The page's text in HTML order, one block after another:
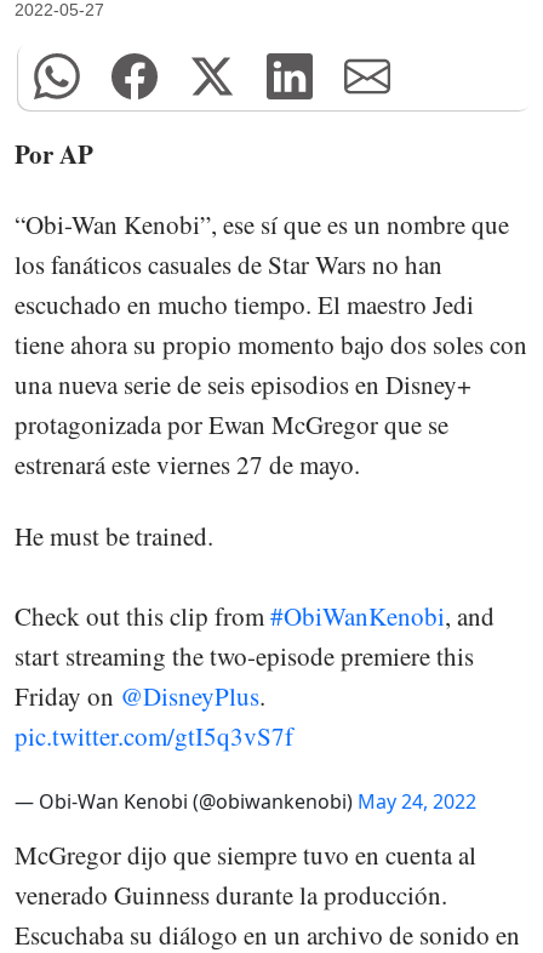
2022-05-27
Por AP
“Obi-Wan Kenobi”, ese sí que es un nombre que
los fanáticos casuales de Star Wars no han
escuchado en mucho tiempo. El maestro Jedi
tiene ahora su propio momento bajo dos soles con
una nueva serie de seis episodios en Disney+
protagonizada por Ewan McGregor que se
estrenará este viernes 27 de mayo.
He must be trained.
Check out this clip from #ObiWanKenobi, and
start streaming the two-episode premiere this
Friday on @DisneyPlus.
pic.twitter.com/gtI5q3vS7f
— Obi-Wan Kenobi (@obiwankenobi) May 24, 2022
McGregor dijo que siempre tuvo en cuenta al
venerado Guinness durante la producción.
Escuchaba su diálogo en un archivo de sonido en